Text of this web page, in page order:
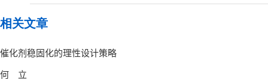
相关文章